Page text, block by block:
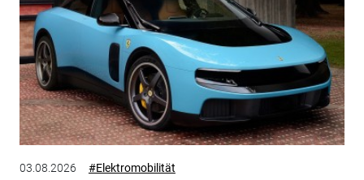
03.08.2026 #Elektromobilität